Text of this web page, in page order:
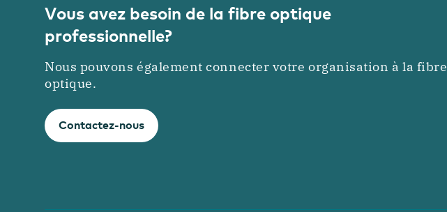
Vous avez besoin de la fibre optique
professionnelle?
Nous pouvons également connecter votre organisation à la fibre
optique.
Contactez-nous